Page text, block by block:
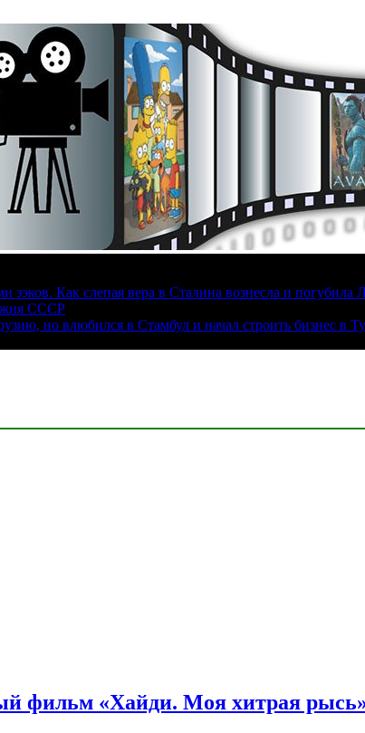
Как слепая вера в Сталина вознесла и погубила
СССР
но влюбился в Стамбул и начал строить бизнес в
фильм «Хайди. Моя хитрая